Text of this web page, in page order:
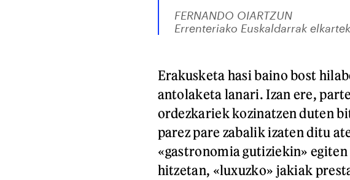
FERNANDO OIARTZUN
Errenteriako Euskaldarrak
Erakusketa hasi baino bost
antolaketa lanari. Izan ere,
ordezkariek kozinatzen duten
parez pare zabalik izaten ditu
«gastronomia gutiziekin»
hitzetan, «luxuzko» jakiak